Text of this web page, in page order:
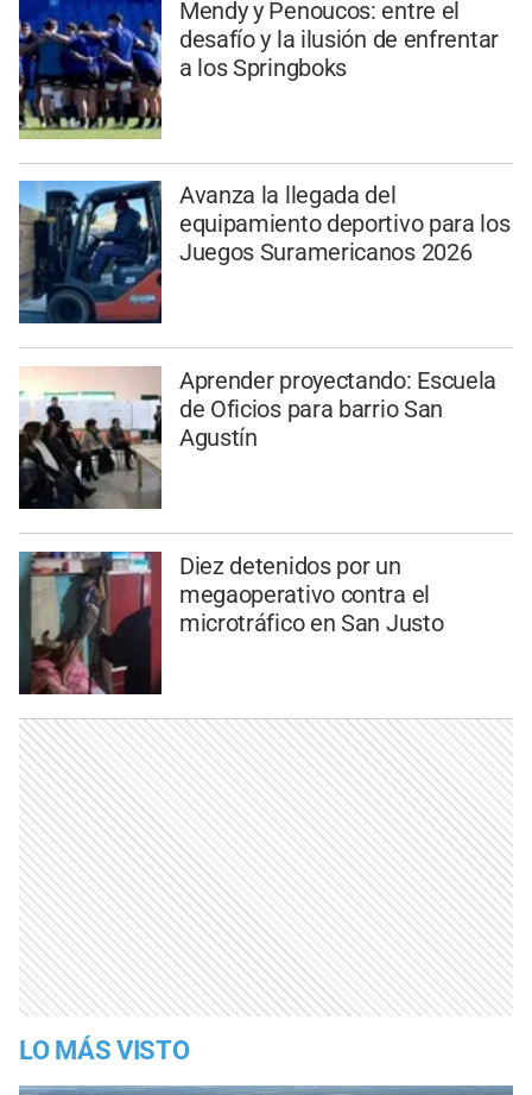
Mendy y Penoucos: entre el
desafío y la ilusión de enfrentar
a los Springboks
Avanza la llegada del
equipamiento deportivo para los
Juegos Suramericanos 2026
Aprender proyectando: Escuela
de Oficios para barrio San
Agustín
Diez detenidos por un
megaoperativo contra el
microtráfico en San Justo
LO MÁS VISTO